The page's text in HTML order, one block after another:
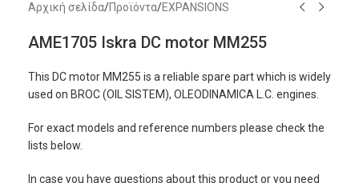
Αρχική σελίδα/Προϊόντα/EXPANSIONS
AME1705 Iskra DC motor MM255
This DC motor MM255 is a reliable spare part which is widely
used on BROC (OIL SISTEM), OLEODINAMICA L.C. engines.
For exact models and reference numbers please check the
lists below.
In case you have questions about this product or you need